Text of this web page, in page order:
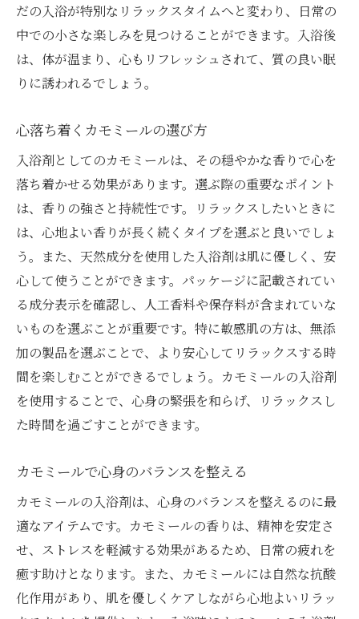
だの入浴が特別なリラックスタイムへと変わり、日常の
中での小さな楽しみを見つけることができます。入浴後
は、体が温まり、心もリフレッシュされて、質の良い眠
りに誘われるでしょう。
心落ち着くカモミールの選び方
入浴剤としてのカモミールは、その穏やかな香りで心を
落ち着かせる効果があります。選ぶ際の重要なポイント
は、香りの強さと持続性です。リラックスしたいときに
は、心地よい香りが長く続くタイプを選ぶと良いでしょ
う。また、天然成分を使用した入浴剤は肌に優しく、安
心して使うことができます。パッケージに記載されてい
る成分表示を確認し、人工香料や保存料が含まれていな
いものを選ぶことが重要です。特に敏感肌の方は、無添
加の製品を選ぶことで、より安心してリラックスする時
間を楽しむことができるでしょう。カモミールの入浴剤
を使用することで、心身の緊張を和らげ、リラックスし
た時間を過ごすことができます。
カモミールで心身のバランスを整える
カモミールの入浴剤は、心身のバランスを整えるのに最
適なアイテムです。カモミールの香りは、精神を安定さ
せ、ストレスを軽減する効果があるため、日常の疲れを
癒す助けとなります。また、カモミールには自然な抗酸
化作用があり、肌を優しくケアしながら心地よいリラッ